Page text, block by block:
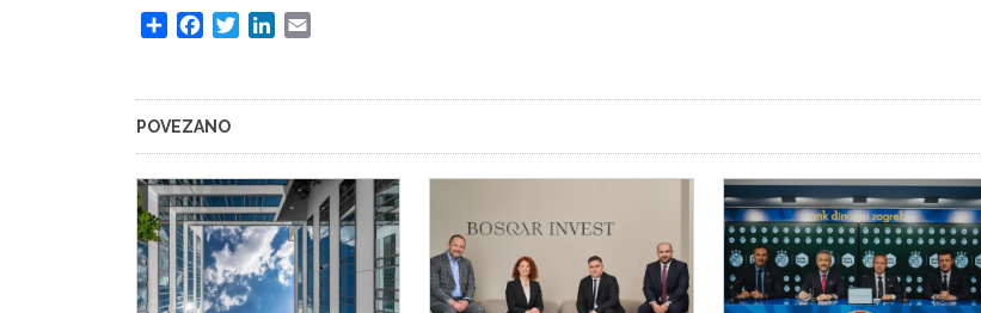
Share FacebookTwitterLinkedIn
POVEZANO